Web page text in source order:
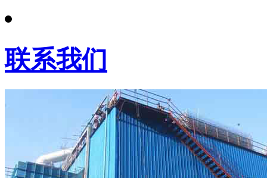
联系我们